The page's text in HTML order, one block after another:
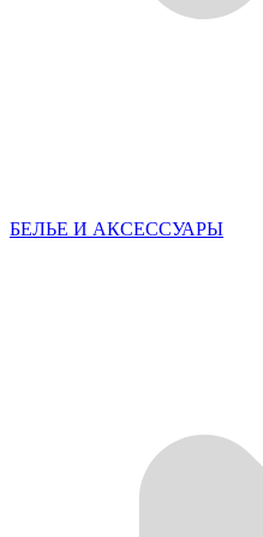
БЕЛЬЕ И АКСЕССУАРЫ